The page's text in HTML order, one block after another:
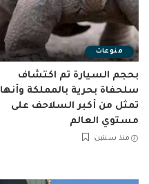
منوعات
بحجم السيارة تم اكتشاف
سلحفاة بحرية بالمملكة وأنها
تمثل من أكبر السلاحف على
مستوي العالم
منذ سنتين